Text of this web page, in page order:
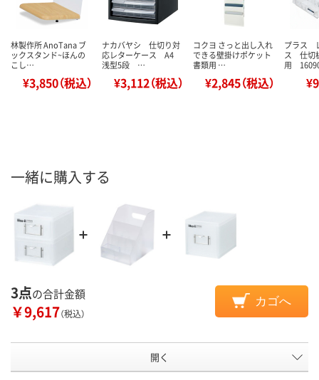
林製作所 AnoTana ブ
ックスタンド~ほんの
こし…
¥3,850（税込）
ナカバヤシ 仕切り対
応レターケース A4
浅型5段 …
¥3,112（税込）
コクヨ さっと出し入れ
できる壁掛けポケット
書類用 …
¥2,845（税込）
プラス
ス 仕切
用
一緒に購入する
3点の合計金額
￥9,617（税込）
カゴへ
開く